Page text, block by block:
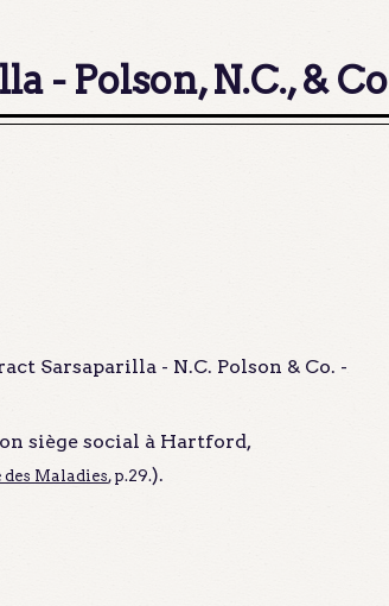
- Polson, N.C., & Co
Sarsaparilla - N.C. Polson & Co. -
siège social à Hartford,
des Maladies, p.29.).